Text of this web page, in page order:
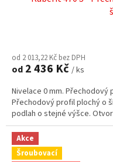
od 2 013,22 Kč bez DPH
od 2 436 Kč / ks
Nivelace 0 mm.
Přechodový profil plochý o
podlah o stejné výšce.
Akce
Šroubovací